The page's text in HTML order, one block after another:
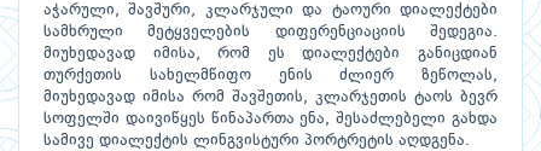
აჭარული, შავშური, კლარჯული და ტაოური დიალექტები
სამხრული მეტყველების დიფერენციაციის შედეგია.
მიუხედავად იმისა, რომ ეს დიალექტები განიცდიან
თურქეთის სახელმწიფო ენის ძლიერ ზეწოლას,
მიუხედავად იმისა რომ შავშეთის, კლარჯეთის ტაოს ბევრ
სოფელში დაივიწყეს წინაპართა ენა, შესაძლებელი გახდა
სამივე დიალექტის ლინგვისტური პორტრეტის აღდგენა.